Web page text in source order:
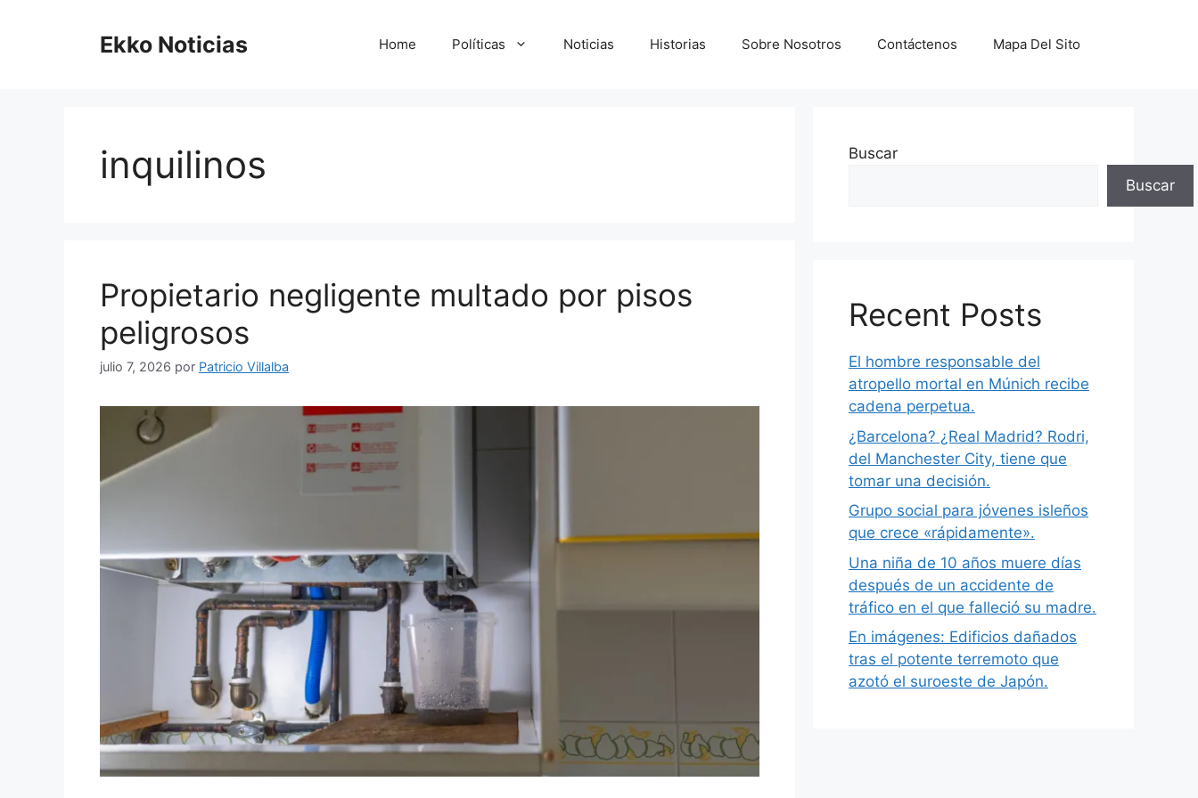
Ekko Noticias Home Políticas Noticias Historias Sobre Nosotros Contáctenos Mapa Del Sito
inquilinos
Propietario negligente multado por pisos
peligrosos
julio 7, 2026 por Patricio Villalba
Buscar
Buscar
Recent Posts
El hombre responsable del
atropello mortal en Múnich recibe
cadena perpetua.
¿Barcelona? ¿Real Madrid? Rodri,
del Manchester City, tiene que
tomar una decisión.
Grupo social para jóvenes isleños
que crece «rápidamente».
Una niña de 10 años muere días
después de un accidente de
tráfico en el que falleció su madre.
En imágenes: Edificios dañados
tras el potente terremoto que
azotó el suroeste de Japón.